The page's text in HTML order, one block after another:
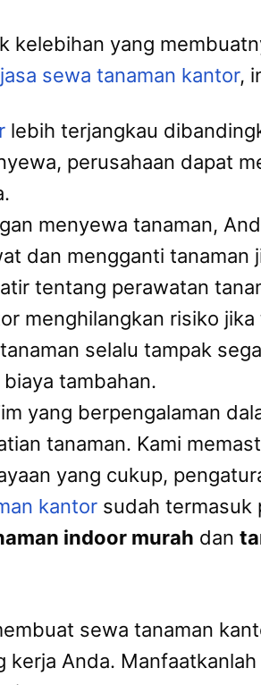
kelebihan yang
jasa sewa tanaman kantor,
lebih terjangkau
perusahaan dapat
menyewa tanaman,
dan mengganti
tentang perawatan
menghilangkan risiko
selalu tampak
tambahan.
yang berpengalaman
tanaman. Kami
yang cukup,
kantor sudah termasuk
indoor murah dan
sewa tanaman
kerja Anda.